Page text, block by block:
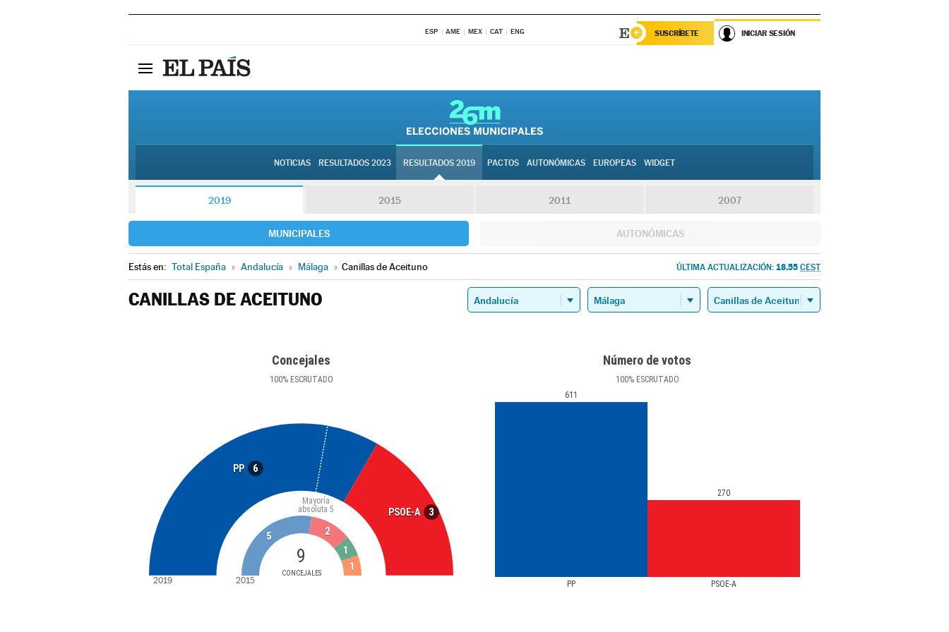
ESP AME MEX CAT ENG SUSCRÍBETE INICIAR SESIÓN
NOTICIAS RESULTADOS 2023 RESULTADOS 2019 PACTOS AUTONÓMICAS EUROPEAS WIDGET
2019 2015 2011 2007
MUNICIPALES AUTONÓMICAS
Estás en: Total España » Andalucía » Málaga » Canillas de Aceituno ÚLTIMA ACTUALIZACIÓN: 18.55 CEST
CANILLAS DE ACEITUNO
Concejales
100%ESCRUTADO
PP 6
PSOE-A 3
9
CONCEJALES
Mayoría
absoluta 5
5
2
1
1
2019 2015
Número de votos
100%ESCRUTADO
PP PSOE-A
611
270